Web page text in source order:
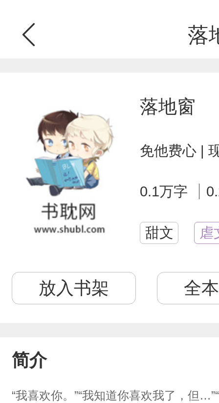
落
落地窗
免他费心 |
0.1万字
甜文 虐
放入书架 全
简介
“我喜欢你。”“我知道你喜欢我了，但